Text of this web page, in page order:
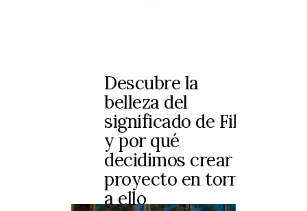
Descubre la
belleza del
significado de Fika
y por qué
decidimos crear un
proyecto en torno
a ello